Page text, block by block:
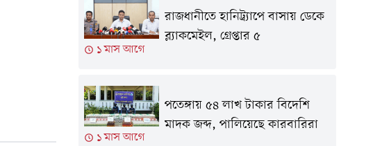
১ মাস আগে
রাজধানীতে হানিট্র্যাপে বাসায় ডেকে
ব্ল্যাকমেইল, গ্রেপ্তার ৫
১ মাস আগে
পতেঙ্গায় ৫৪ লাখ টাকার বিদেশি
মাদক জব্দ, পালিয়েছে কারবারিরা